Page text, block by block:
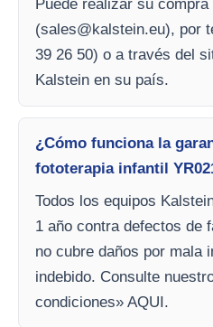
Puede realizar su
(sales@kalstein.eu), por
39 26 50) o a través del
Kalstein en su país.
¿Cómo funciona la
fototerapia infantil
Todos los equipos
1 año contra defectos de
no cubre daños por mala
indebido. Consulte
condiciones» AQUI.